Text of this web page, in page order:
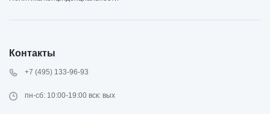
Контакты
+7 (495) 133-96-93
пн-сб: 10:00-19:00 вск: вых